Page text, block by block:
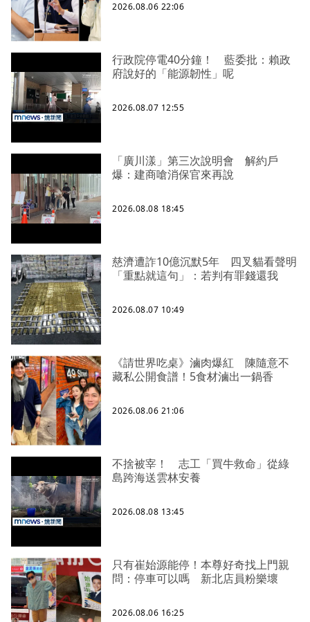
2026.08.06 22:06
行政院停電40分鐘！ 藍委批：賴政
府說好的「能源韌性」呢
2026.08.07 12:55
「廣川漾」第三次說明會 解約戶
爆：建商嗆消保官來再說
2026.08.08 18:45
慈濟遭詐10億沉默5年 四叉貓看聲明
「重點就這句」：若判有罪錢還我
2026.08.07 10:49
《請世界吃桌》滷肉爆紅 陳隨意不
藏私公開食譜！5食材滷出一鍋香
2026.08.06 21:06
不捨被宰！ 志工「買牛救命」從綠
島跨海送雲林安養
2026.08.08 13:45
只有崔始源能停！本尊好奇找上門親
問：停車可以嗎 新北店員粉樂壞
2026.08.06 16:25